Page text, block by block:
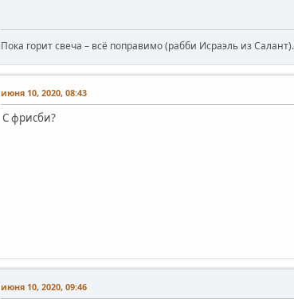
Пока горит свеча – всё поправимо (рабби Исраэль из Салант).
июня 10, 2020, 08:43
С фрисби?
июня 10, 2020, 09:46